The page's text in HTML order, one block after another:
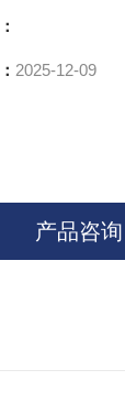
2025-12-09
产品咨询